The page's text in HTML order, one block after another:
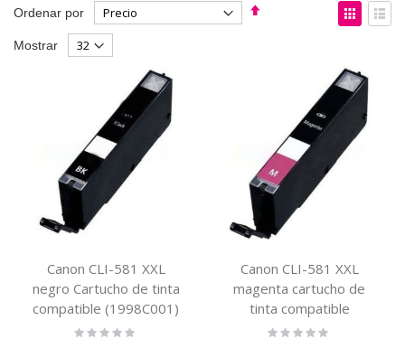
Ordenar por
Fijar
Ver
como
Mostrar
Canon CLI-581 XXL
negro Cartucho de tinta
compatible (1998C001)
Rating:
Canon CLI-581 XXL
magenta cartucho de
tinta compatible
(1996C001)
Rating: